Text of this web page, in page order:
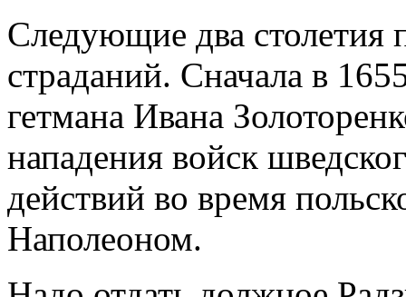
Следующие два
страданий. Сначала в
гетмана Ивана
нападения войск
действий во время
Наполеоном.